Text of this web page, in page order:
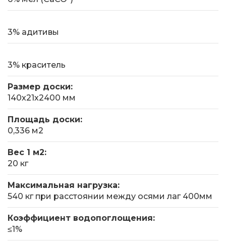
3% адитивы
3% краситель
Размер доски:
140х21х2400 мм
Площадь доски:
0,336 м2
Вес 1 м2:
20 кг
Максимальная нагрузка:
540 кг при расстоянии между осями лаг 400мм
Коэффициент водопоглощения:
≤1%